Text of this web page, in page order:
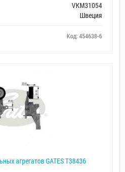
VKM31054
Швеция
Код: 454638-6
агрегатов GATES T38436